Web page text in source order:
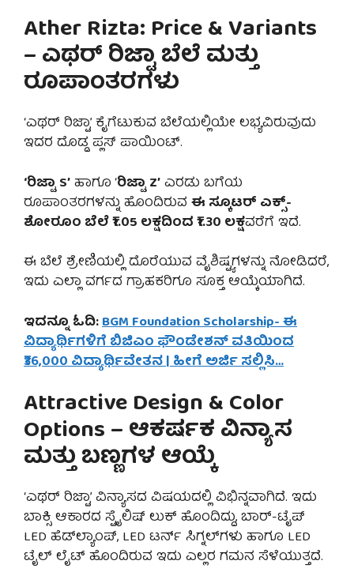
Ather Rizta: Price & Variants
– ಎಥರ್ ರಿಜ್ಟಾ ಬೆಲೆ ಮತ್ತು
ರೂಪಾಂತರಗಳು
‘ಎಥರ್ ರಿಜ್ಟಾ’ ಕೈಗೆಟುಕುವ ಬೆಲೆಯಲ್ಲಿಯೇ ಲಭ್ಯವಿರುವುದು
ಇದರ ದೊಡ್ಡ ಪ್ಲಸ್ ಪಾಯಿಂಟ್.
‘ರಿಜ್ಟಾ S’ಹಾಗೂ ‘ರಿಜ್ಟಾ Z’ಎರಡು ಬಗೆಯ
ರೂಪಾಂತರಗಳನ್ನು ಹೊಂದಿರುವ ಈ ಸ್ಕೂಟರ್ ಎಕ್ಸ್-
ಶೋರೂಂ ಬೆಲೆ ₹1.05 ಲಕ್ಷದಿಂದ ₹1.30 ಲಕ್ಷವರೆಗೆ ಇದೆ.
ಈ ಬೆಲೆ ಶ್ರೇಣಿಯಲ್ಲಿ ದೊರೆಯುವ ವೈಶಿಷ್ಟ್ಯಗಳನ್ನು ನೋಡಿದರೆ,
ಇದು ಎಲ್ಲಾ ವರ್ಗದ ಗ್ರಾಹಕರಿಗೂ ಸೂಕ್ತ ಆಯ್ಕೆಯಾಗಿದೆ.
ಇದನ್ನೂ ಓದಿ:BGM Foundation Scholarship- ಈ
ವಿದ್ಯಾರ್ಥಿಗಳಿಗೆ ಬಿಜಿಎಂ ಫೌಂಡೇಶನ್ ವತಿಯಿಂದ
₹36,000 ವಿದ್ಯಾರ್ಥಿವೇತನ | ಹೀಗೆ ಅರ್ಜಿ ಸಲ್ಲಿಸಿ…
Attractive Design & Color
Options – ಆಕರ್ಷಕ ವಿನ್ಯಾಸ
ಮತ್ತು ಬಣ್ಣಗಳ ಆಯ್ಕೆ
‘ಎಥರ್ ರಿಜ್ಟಾ’ ವಿನ್ಯಾಸದ ವಿಷಯದಲ್ಲಿ ವಿಭಿನ್ನವಾಗಿದೆ. ಇದು
ಬಾಕ್ಸಿ ಆಕಾರದ ಸ್ಟೈಲಿಷ್ ಲುಕ್ ಹೊಂದಿದ್ದು, ಬಾರ್-ಟೈಪ್
LED ಹೆಡ್‌ಲ್ಯಾಂಪ್, LED ಟರ್ನ್ ಸಿಗ್ನಲ್‌ಗಳು ಹಾಗೂ LED
ಟೈಲ್ ಲೈಟ್ ಹೊಂದಿರುವ ಇದು ಎಲ್ಲರ ಗಮನ ಸೆಳೆಯುತ್ತದೆ.